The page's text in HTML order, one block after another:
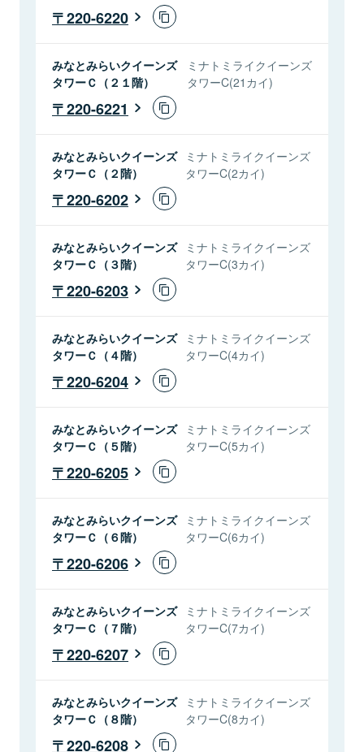
220-6220
みなとみらいクイーンズ
タワーＣ（２１階）
ミナトミライクイーンズ
タワーC(21カイ)
220-6221
みなとみらいクイーンズ
タワーＣ（２階）
ミナトミライクイーンズ
タワーC(2カイ)
220-6202
みなとみらいクイーンズ
タワーＣ（３階）
ミナトミライクイーンズ
タワーC(3カイ)
220-6203
みなとみらいクイーンズ
タワーＣ（４階）
ミナトミライクイーンズ
タワーC(4カイ)
220-6204
みなとみらいクイーンズ
タワーＣ（５階）
ミナトミライクイーンズ
タワーC(5カイ)
220-6205
みなとみらいクイーンズ
タワーＣ（６階）
ミナトミライクイーンズ
タワーC(6カイ)
220-6206
みなとみらいクイーンズ
タワーＣ（７階）
ミナトミライクイーンズ
タワーC(7カイ)
220-6207
みなとみらいクイーンズ
タワーＣ（８階）
ミナトミライクイーンズ
タワーC(8カイ)
220-6208